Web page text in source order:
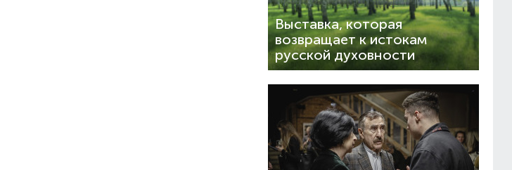
Выставка, которая
возвращает к истокам
русской духовности